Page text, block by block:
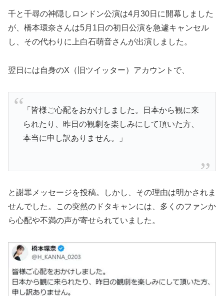
千と千尋の神隠しロンドン公演は4月30日に開幕しました
が、橋本環奈さんは5月1日の初日公演を急遽キャンセル
し、その代わりに上白石萌音さんが出演しました。
翌日には自身のX（旧ツイッター）アカウントで、
「皆様ご心配をおかけしました。日本から観に来
られたり、昨日の観劇を楽しみにして頂いた方、
本当に申し訳ありません。」
と謝罪メッセージを投稿。しかし、その理由は明かされま
せんでした。この突然のドタキャンには、多くのファンか
ら心配や不満の声が寄せられていました。